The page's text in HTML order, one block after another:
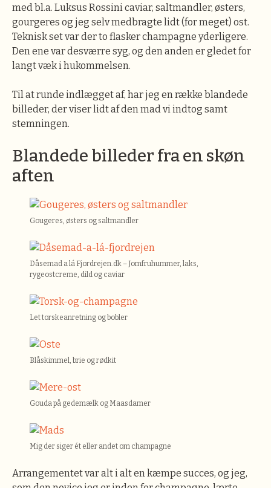
med bl.a. Luksus Rossini caviar, saltmandler, østers,
gourgeres og jeg selv medbragte lidt (for meget) ost.
Teknisk set var der to flasker champagne yderligere.
Den ene var desværre syg, og den anden er gledet for
langt væk i hukommelsen.
Til at runde indlægget af, har jeg en række blandede
billeder, der viser lidt af den mad vi indtog samt
stemningen.
Blandede billeder fra en skøn
aften
Gougeres, østers og saltmandler
Dåsemad a lá Fjordrejen.dk – Jomfruhummer, laks,
rygeostcreme, dild og caviar
Let torskeanretning og bobler
Blåskimmel, brie og rødkit
Gouda på gedemælk og Maasdamer
Mig der siger ét eller andet om champagne
Arrangementet var alt i alt en kæmpe succes, og jeg,